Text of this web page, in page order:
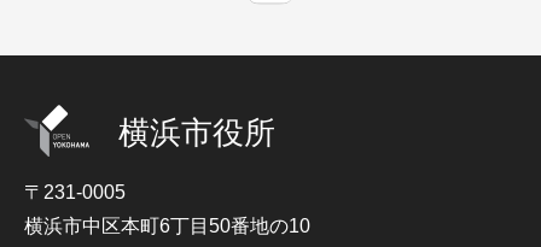
横浜市役所
〒231-0005
横浜市中区本町6丁目50番地の10